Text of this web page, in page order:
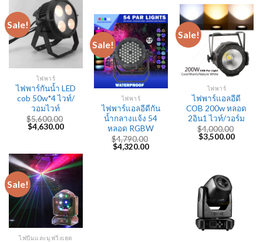
Sale!
ไฟพาร์
ไฟพาร์กันน้ำ LED
cob 50w*4 ไวท์/
วอมไวท์
$5,600.00
Original
price
$4,630.00Current
Sale!
ไฟพาร์
ไฟพาร์แอลอีดี
COB 200w หลอด
2อิน1 ไวท์/วอร์ม
$4,000.00
Original
price
$3,500.00Current
Sale!
ไฟพาร์
ไฟพาร์แอลอีดีกัน
น้ำกลางแจ้ง 54
หลอด RGBW
$4,790.00
Original
price
$4,320.00Current
Sale!
ไฟบีมและมูฟวิ่งเฮด